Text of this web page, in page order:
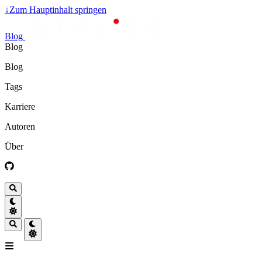
↓Zum Hauptinhalt springen
Blog
Blog
Blog
Tags
Karriere
Autoren
Über